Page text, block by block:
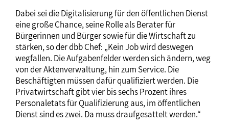
Dabei sei die Digitalisierung für den öffentlichen Dienst
eine große Chance, seine Rolle als Berater für
Bürgerinnen und Bürger sowie für die Wirtschaft zu
stärken, so der dbb Chef: „Kein Job wird deswegen
wegfallen. Die Aufgabenfelder werden sich ändern, weg
von der Aktenverwaltung, hin zum Service. Die
Beschäftigten müssen dafür qualifiziert werden. Die
Privatwirtschaft gibt vier bis sechs Prozent ihres
Personaletats für Qualifizierung aus, im öffentlichen
Dienst sind es zwei. Da muss draufgesattelt werden.“